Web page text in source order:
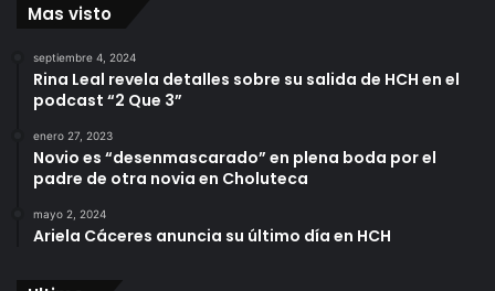
Mas visto
septiembre 4, 2024
Rina Leal revela detalles sobre su salida de HCH en el
podcast “2 Que 3”
enero 27, 2023
Novio es “desenmascarado” en plena boda por el
padre de otra novia en Choluteca
mayo 2, 2024
Ariela Cáceres anuncia su último día en HCH